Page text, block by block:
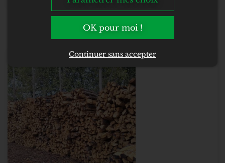
OK pour moi !
Continuer sans accepter